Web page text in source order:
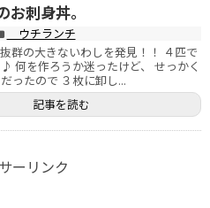
お刺身丼。
ウチランチ
群の大きないわしを発見！！ ４匹で
何を作ろうか迷ったけど、 せっかく
ったので ３枚に卸し...
記事を読む
ーリンク